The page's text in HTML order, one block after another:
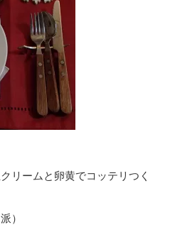
リームと卵黄でコッテリつく
）